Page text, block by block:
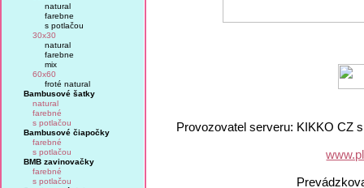
natural
farebne
s potlačou
30x30
natural
farebne
mix
60x60
froté natural
Bambusové šatky
natural
farebné
s potlačou
Bambusové čiapočky
farebné
s potlačou
BMB zavinovačky
farebné
s potlačou
Provozovatel serveru: KIKKO CZ